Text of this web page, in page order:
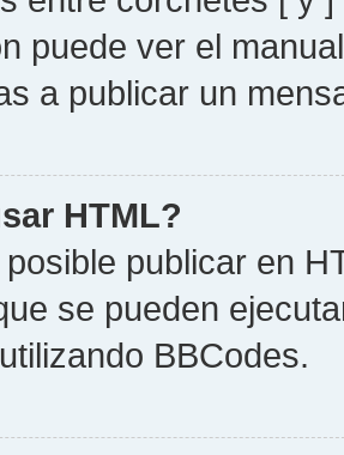
puede ver el
a publicar un
HTML?
publicar en
se pueden
BBCodes.